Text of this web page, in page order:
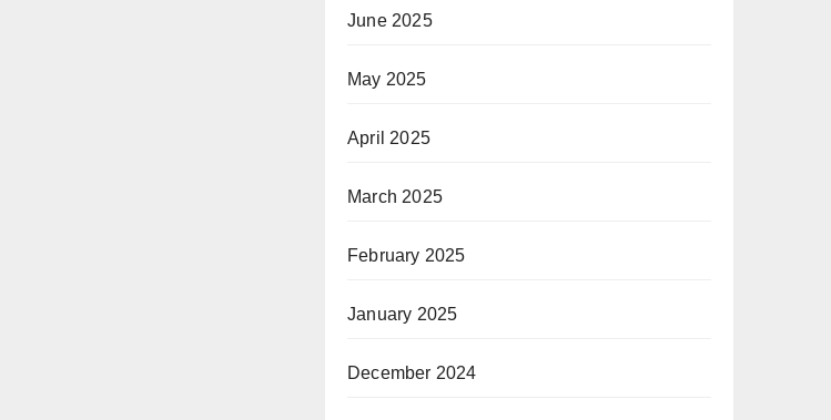
June 2025
May 2025
April 2025
March 2025
February 2025
January 2025
December 2024